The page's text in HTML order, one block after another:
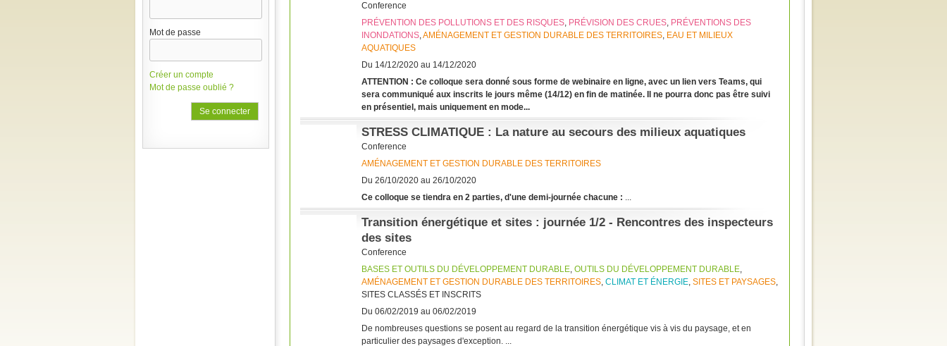
Mot de passe
Créer un compte
Mot de passe oublié ?
Conference
PRÉVENTION DES POLLUTIONS ET DES RISQUES, PRÉVISION DES CRUES, PRÉVENTIONS DES
INONDATIONS,AMÉNAGEMENT ET GESTION DURABLE DES TERRITOIRES, EAU ET MILIEUX
AQUATIQUES
Du 14/12/2020 au 14/12/2020
ATTENTION : Ce colloque sera donné sous forme de webinaire en ligne, avec un lien vers Teams, qui
sera communiqué aux inscrits le jours même (14/12) en fin de matinée. Il ne pourra donc pas être suivi
en présentiel, mais uniquement en mode...
STRESS CLIMATIQUE : La nature au secours des milieux aquatiques
Conference
AMÉNAGEMENT ET GESTION DURABLE DES TERRITOIRES
Du 26/10/2020 au 26/10/2020
Ce colloque se tiendra en 2 parties, d'une demi-journée chacune : ...
Transition énergétique et sites : journée 1/2 - Rencontres des inspecteurs
des sites
Conference
BASES ET OUTILS DU DÉVELOPPEMENT DURABLE, OUTILS DU DÉVELOPPEMENT DURABLE,
AMÉNAGEMENT ET GESTION DURABLE DES TERRITOIRES, CLIMAT ET ÉNERGIE, SITES ET PAYSAGES,
SITES CLASSÉS ET INSCRITS
Du 06/02/2019 au 06/02/2019
De nombreuses questions se posent au regard de la transition énergétique vis à vis du paysage, et en
particulier des paysages d'exception. ...